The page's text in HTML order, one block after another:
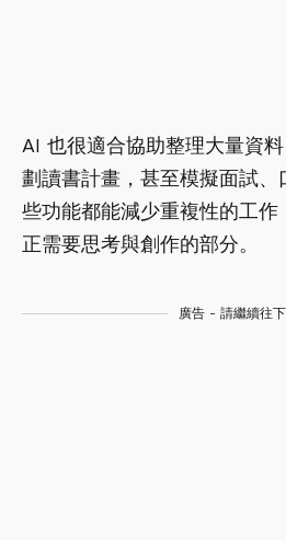
AI 也很適合協助整理大量資
劃讀書計畫，甚至模擬面試、
些功能都能減少重複性的工
正需要思考與創作的部分。
廣告 - 請繼續往